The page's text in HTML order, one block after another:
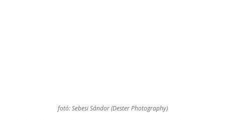
fotó: Sebesi Sándor (Dester Photography)